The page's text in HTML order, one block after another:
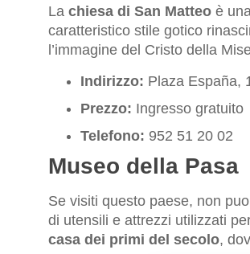
La chiesa di San Matteo è
caratteristico stile gotico
l’immagine del Cristo della
Indirizzo: Plaza España,
Prezzo: Ingresso gratuito
Telefono: 952 51 20 02
Museo della Pasa
Se visiti questo paese, non
di utensili e attrezzi utilizzati
casa dei primi del secolo,